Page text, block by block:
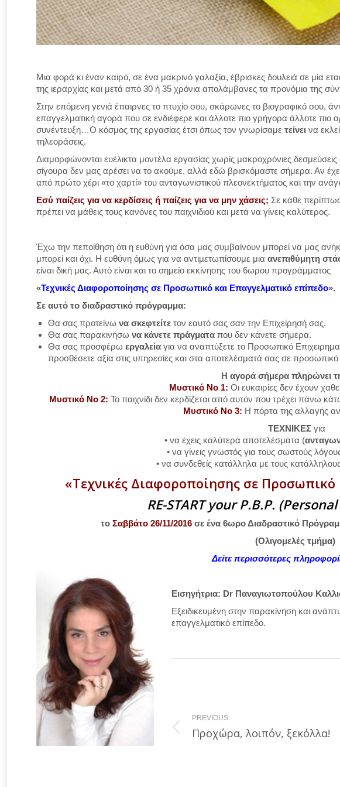
Μια φορά κι έναν καιρό, σε ένα μακρινό γαλαξία, έβρισκες δουλειά σε μία
της ιεραρχίας και μετά από 30 ή 35 χρόνια απολάμβανες τα προνόμια της
Στην επόμενη γενιά έπαιρνες το πτυχίο σου, σκάρωνες το βιογραφικό σου,
επαγγελματική αγορά που σε ενδιέφερε και άλλοτε πιο γρήγορα άλλοτε
συνέντευξη…O κόσμος της εργασίας έτσι όπως τον γνωρίσαμε τείνει να
τηλεοράσεις.
Διαμορφώνονται ευέλικτα μοντέλα εργασίας χωρίς μακροχρόνιες
σίγουρα δεν μας αρέσει να το ακούμε, αλλά εδώ βρισκόμαστε σήμερα. Αν
από πρώτο χέρι «το χαρτί» του ανταγωνιστικού πλεονεκτήματος και την
Εσύ παίζεις για να κερδίσεις ή παίζεις για να μην χάσεις; Σε κάθε
πρέπει να μάθεις τους κανόνες του παιχνιδιού και μετά να γίνεις καλύτερος.
Έχω την πεποίθηση ότι η ευθύνη για όσα μας συμβαίνουν μπορεί να μας
μπορεί και όχι. Η ευθύνη όμως για να αντιμετωπίσουμε μια ανεπιθύμητη
είναι δική μας. Αυτό είναι και το σημείο εκκίνησης του 6ωρου προγράμματος
«Τεχνικές Διαφοροποίησης σε Προσωπικό και Επαγγελματικό επίπεδο».
Σε αυτό το διαδραστικό πρόγραμμα:
Θα σας προτείνω να σκεφτείτε τον εαυτό σας σαν την Επιχείρησή σας.
Θα σας παρακινήσω να κάνετε πράγματα που δεν κάνετε σήμερα.
Θα σας προσφέρω εργαλεία για να αναπτύξετε το Προσωπικό
προσθέσετε αξία στις υπηρεσίες και στα αποτελέσματά σας σε προσωπικό
Η αγορά σήμερα πληρώνει
Μυστικό Νο 1: Οι ευκαιρίες δεν έχουν
Μυστικό Νο 2: Το παιχνίδι δεν κερδίζεται από αυτόν που τρέχει πάνω
Μυστικό Νο 3: Η πόρτα της αλλαγής
ΤΕΧΝΙΚΕΣγια
• να έχεις καλύτερα αποτελέσματα (
• να γίνεις γνωστός για τους σωστούς
• να συνδεθείς κατάλληλα με τους
«Τεχνικές Διαφοροποίησης σε Προσωπικό
RE-START your P.B.P.
το Σαββάτο 26/11/2016σε ένα 6ωρο Διαδραστικό
(Ολιγομελές τμήμα)
Δείτε περισσότερες
Εισηγήτρια: Dr Παναγιωτοπούλου
Εξειδικευμένη στην παρακίνηση και
επαγγελματικό επίπεδο.
Post
navigation
PREVIOUS
Previous
post:
Προχώρα, λοιπόν, ξεκόλλα!